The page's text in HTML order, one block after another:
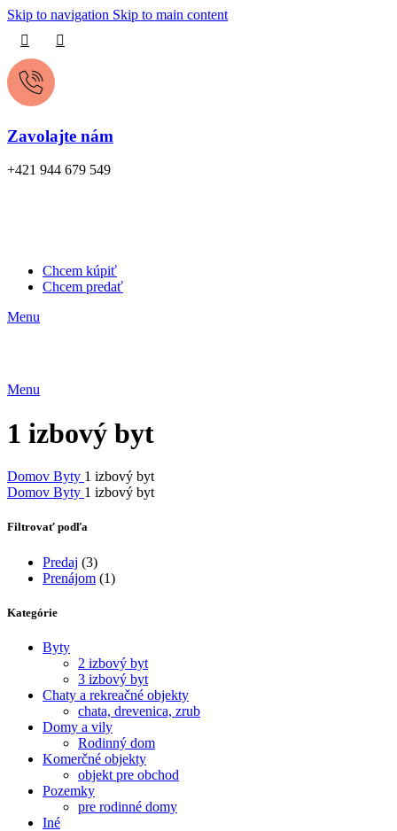
Skip to navigation Skip to main content
Zavolajte nám
+421 944 679 549
Chcem kúpiť
Chcem predať
Menu
Menu
1 izbový byt
Domov Byty 1 izbový byt
Domov Byty 1 izbový byt
Filtrovať podľa
Predaj (3)
Prenájom (1)
Kategórie
Byty
2 izbový byt
3 izbový byt
Chaty a rekreačné objekty
chata, drevenica, zrub
Domy a vily
Rodinný dom
Komerčné objekty
objekt pre obchod
Pozemky
pre rodinné domy
Iné